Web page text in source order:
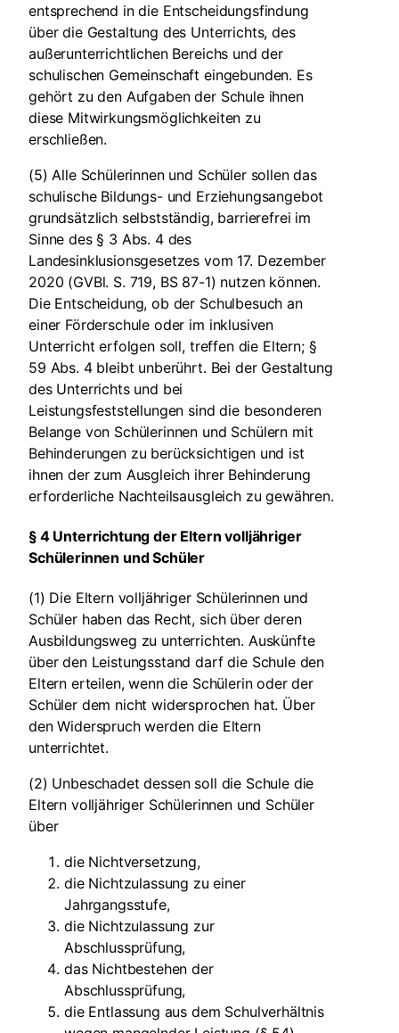
entsprechend in die Entscheidungsfindung
über die Gestaltung des Unterrichts, des
außerunterrichtlichen Bereichs und der
schulischen Gemeinschaft eingebunden. Es
gehört zu den Aufgaben der Schule ihnen
diese Mitwirkungsmöglichkeiten zu
erschließen.
(5) Alle Schülerinnen und Schüler sollen das
schulische Bildungs- und Erziehungsangebot
grundsätzlich selbstständig, barrierefrei im
Sinne des § 3 Abs. 4 des
Landesinklusionsgesetzes vom 17. Dezember
2020 (GVBl. S. 719, BS 87-1) nutzen können.
Die Entscheidung, ob der Schulbesuch an
einer Förderschule oder im inklusiven
Unterricht erfolgen soll, treffen die Eltern; §
59 Abs. 4 bleibt unberührt. Bei der Gestaltung
des Unterrichts und bei
Leistungsfeststellungen sind die besonderen
Belange von Schülerinnen und Schülern mit
Behinderungen zu berücksichtigen und ist
ihnen der zum Ausgleich ihrer Behinderung
erforderliche Nachteilsausgleich zu gewähren.
§ 4 Unterrichtung der Eltern volljähriger
Schülerinnen und Schüler
(1) Die Eltern volljähriger Schülerinnen und
Schüler haben das Recht, sich über deren
Ausbildungsweg zu unterrichten. Auskünfte
über den Leistungsstand darf die Schule den
Eltern erteilen, wenn die Schülerin oder der
Schüler dem nicht widersprochen hat. Über
den Widerspruch werden die Eltern
unterrichtet.
(2) Unbeschadet dessen soll die Schule die
Eltern volljähriger Schülerinnen und Schüler
über
die Nichtversetzung,
die Nichtzulassung zu einer
Jahrgangsstufe,
die Nichtzulassung zur
Abschlussprüfung,
das Nichtbestehen der
Abschlussprüfung,
die Entlassung aus dem Schulverhältnis